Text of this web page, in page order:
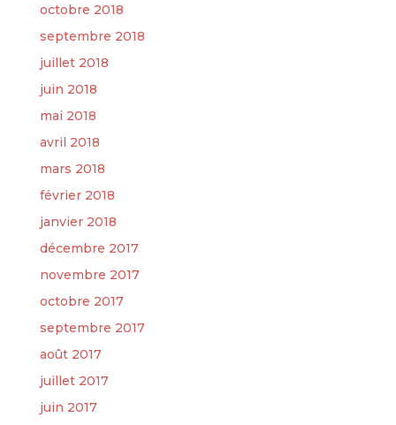
octobre 2018
septembre 2018
juillet 2018
juin 2018
mai 2018
avril 2018
mars 2018
février 2018
janvier 2018
décembre 2017
novembre 2017
octobre 2017
septembre 2017
août 2017
juillet 2017
juin 2017